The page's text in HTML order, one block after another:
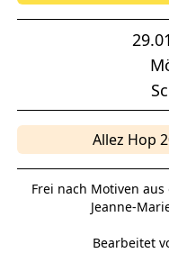
Allez Hop
Frei nach Motiven
Jeanne-
Bearbeitet